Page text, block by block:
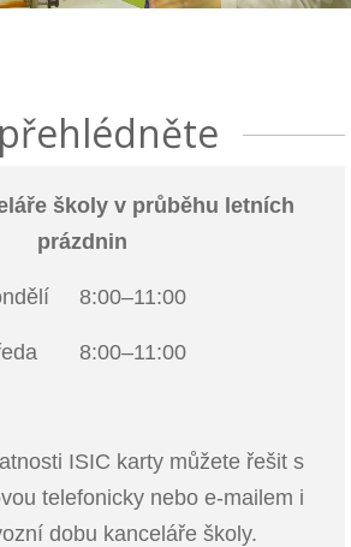
školy v průběhu letních
prázdnin
8:00–11:00
8:00–11:00
ISIC karty můžete řešit s
telefonicky nebo e-mailem i
dobu kanceláře školy.